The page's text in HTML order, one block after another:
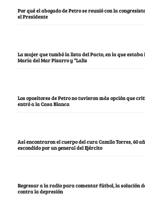
Por qué el abogado de Petro se reunió con la
el Presidente
La mujer que tumbó la lista del Pacto, en la que
María del Mar Pizarro y “Lalis
Los opositores de Petro no tuvieron más opción que
entró a la Casa Blanca
Así encontraron el cuerpo del cura Camilo Torres, 60
escondido por un general del Ejército
Regresar a la radio para comentar fútbol, la solución
contra la depresión